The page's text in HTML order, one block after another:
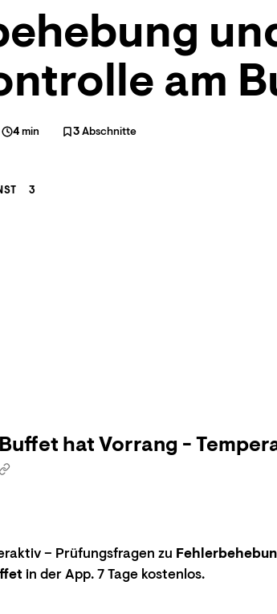
am
4min 3Abschnitte
3
hat Vorrang -
– Prüfungsfragen zu
in der App. 7 Tage kostenlos.